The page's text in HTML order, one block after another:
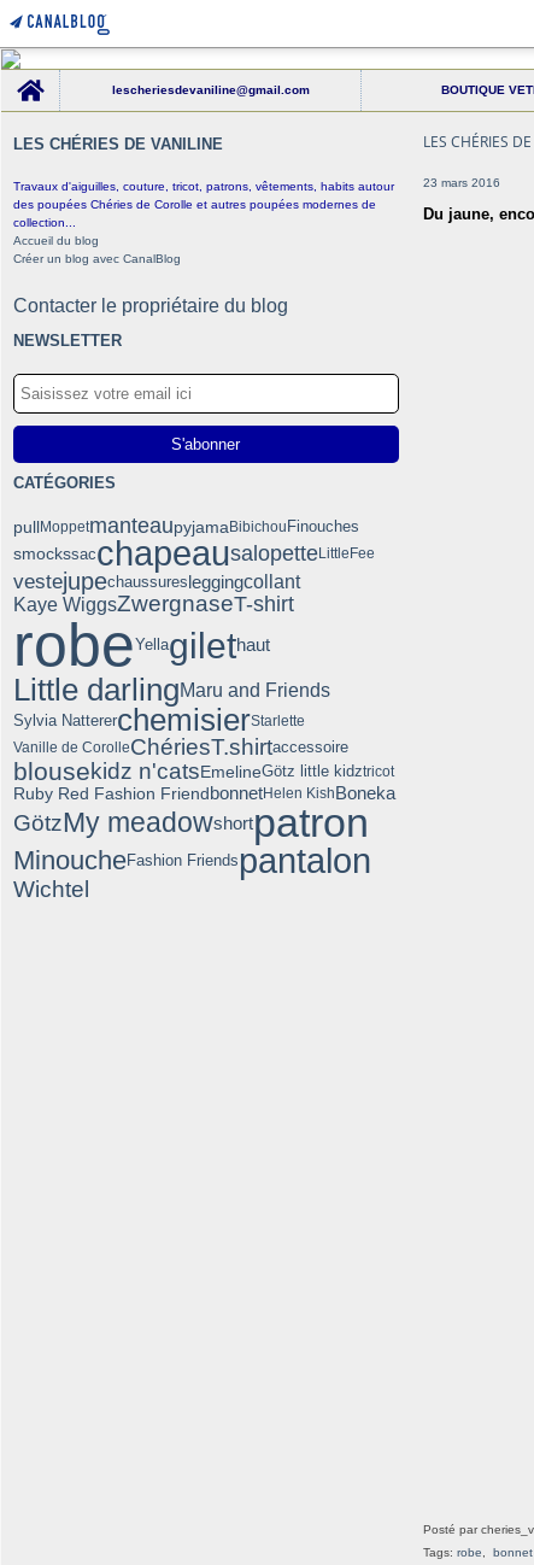
lescheriesdevaniline@gmail.com
BOUTIQUE
LES CHÉRIES DE VANILINE
Travaux d'aiguilles, couture, tricot, patrons, vêtements, habits autour
des poupées Chéries de Corolle et autres poupées modernes de
collection...
Accueil du blog
Créer un blog avec CanalBlog
Contacter le propriétaire du blog
NEWSLETTER
CATÉGORIES
pullMoppetmanteaupyjamaBibichou Finouches
smockssacchapeausalopetteLittleFee
vestejupechaussuresleggingcollant
Kaye WiggsZwergnaseT-shirt
robe Yellagilethaut
Little darlingMaru and Friends
Sylvia NattererchemisierStarlette
Vanille de CorolleChériesT.shirtaccessoire
blousekidz n'catsEmelineGötz little kidztricot
Ruby Red Fashion FriendbonnetHelen KishBoneka
GötzMy meadowshortpatron
MinoucheFashion Friends pantalon
Wichtel
LES CHÉRIES
23 mars 2016
Du jaune,
Posté par
Tags: robe bonnet